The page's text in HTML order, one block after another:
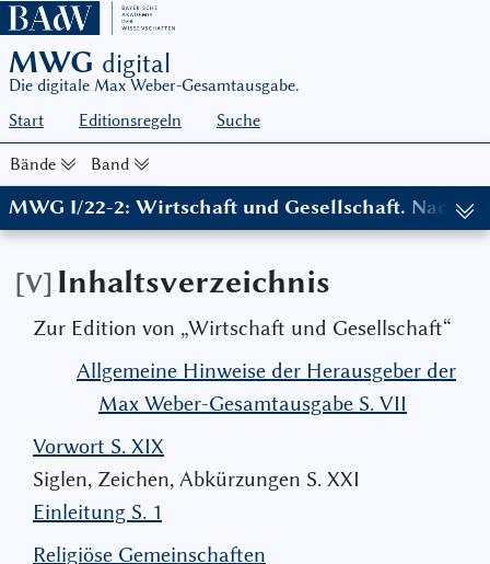
MWG digital
Die digitale Max Weber-Gesamtausgabe.
Start
Editionsregeln Suche
Bände Band
MWG I/22-2: Wirtschaft und Gesellschaft.
[V] Inhaltsverzeichnis
Zur Edition von „Wirtschaft und Gesellschaft“
Allgemeine Hinweise der Herausgeber der
Max Weber-Gesamtausgabe S. VII
Vorwort S. XIX
Siglen, Zeichen, Abkürzungen S. XXI
Einleitung S. 1
Religiöse Gemeinschaften